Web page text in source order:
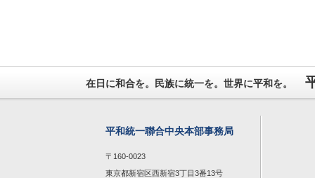
在日に和合を。民族に統一を。世界に平和を。
平和統一聯合中央本部事務局
〒160-0023
東京都新宿区西新宿3丁目3番13号